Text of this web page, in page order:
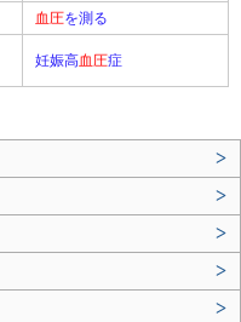
血圧を測る
妊娠高血圧症
>
>
>
>
>